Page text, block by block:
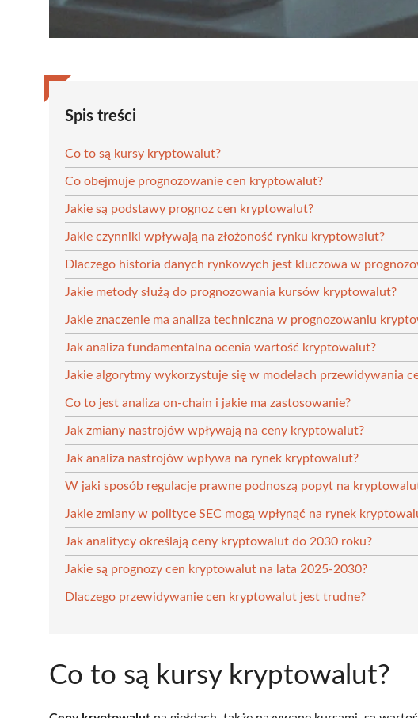
Spis treści
Co to są kursy kryptowalut?
Co obejmuje prognozowanie cen kryptowalut?
Jakie są podstawy prognoz cen kryptowalut?
Jakie czynniki wpływają na złożoność rynku kryptowalut?
Dlaczego historia danych rynkowych jest kluczowa w
Jakie metody służą do prognozowania kursów kryptowalut?
Jakie znaczenie ma analiza techniczna w prognozowaniu
Jak analiza fundamentalna ocenia wartość kryptowalut?
Jakie algorytmy wykorzystuje się w modelach przewidywania
Co to jest analiza on-chain i jakie ma zastosowanie?
Jak zmiany nastrojów wpływają na ceny kryptowalut?
Jak analiza nastrojów wpływa na rynek kryptowalut?
W jaki sposób regulacje prawne podnoszą popyt na
Jakie zmiany w polityce SEC mogą wpłynąć na rynek
Jak analitycy określają ceny kryptowalut do 2030 roku?
Jakie są prognozy cen kryptowalut na lata 2025-2030?
Dlaczego przewidywanie cen kryptowalut jest trudne?
Co to są kursy kryptowalut?